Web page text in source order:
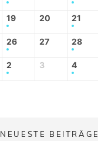
19 20 21
26 27 28
2 3 4
NEUESTE BEITRÄGE